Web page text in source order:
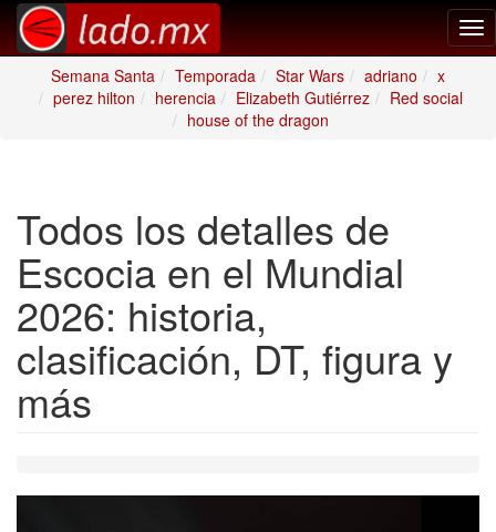
Semana Santa
Temporada Star Wars adriano
x
perez hilton
herencia Elizabeth Gutiérrez
Red social
house of the dragon
Todos los detalles de
Escocia en el Mundial
2026: historia,
clasificación, DT, figura y
más